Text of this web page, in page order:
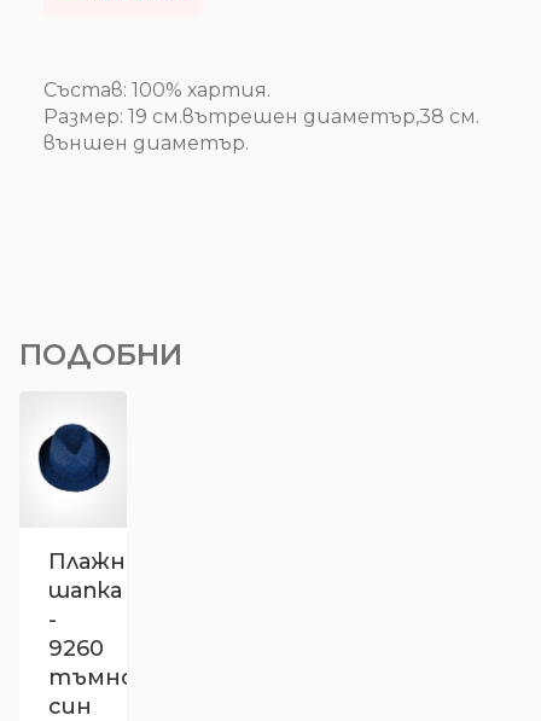
Състав: 100% хартия.
Размер: 19 см.вътрешен диаметър,38 см.
външен диаметър.
ПОДОБНИ
Плажна
шапка
-
9260
тъмно
син